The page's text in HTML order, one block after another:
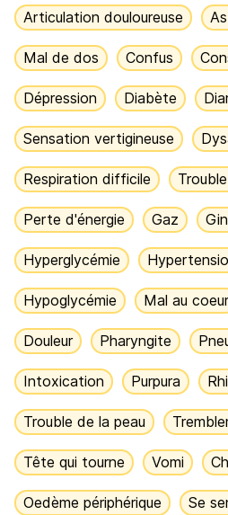
Articulation douloureuse
Mal de dos Confus
Dépression Diabète
Sensation vertigineuse
Respiration difficile
Perte d'énergie Gaz
Hyperglycémie
Hypoglycémie Mal au coeur
Douleur Pharyngite
Intoxication Purpura
Trouble de la peau
Tête qui tourne Vomi
Oedème périphérique Se